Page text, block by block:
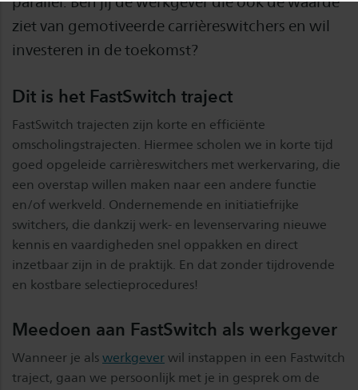
ziet van gemotiveerde carrièreswitchers en wil
investeren in de toekomst?
Dit is het FastSwitch traject
FastSwitch trajecten zijn korte en efficiënte
omscholingstrajecten. Hiermee scholen we in korte tijd
goed opgeleide carrièreswitchers met werkervaring, die
een overstap willen maken naar een andere functie
en/of werkveld. Ondernemende en initiatiefrijke
switchers, die dankzij werk- en levenservaring nieuwe
kennis en vaardigheden snel oppakken en direct
inzetbaar zijn in de praktijk. En dat zonder tijdrovende
en kostbare selectieprocedures!
Meedoen aan FastSwitch als werkgever
Wanneer je als werkgever wil instappen in een Fastwitch
traject, gaan we persoonlijk met je in gesprek om de